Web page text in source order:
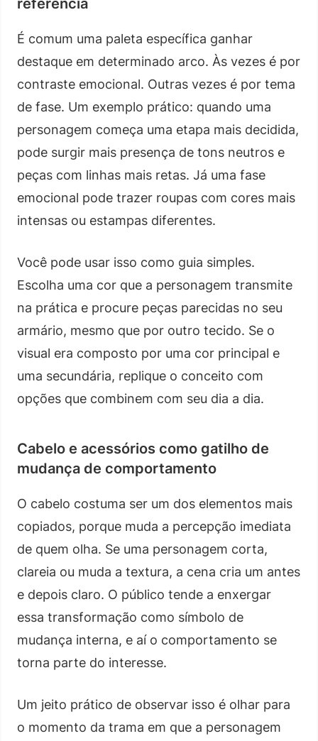
referência
É comum uma paleta específica ganhar
destaque em determinado arco. Às vezes é por
contraste emocional. Outras vezes é por tema
de fase. Um exemplo prático: quando uma
personagem começa uma etapa mais decidida,
pode surgir mais presença de tons neutros e
peças com linhas mais retas. Já uma fase
emocional pode trazer roupas com cores mais
intensas ou estampas diferentes.
Você pode usar isso como guia simples.
Escolha uma cor que a personagem transmite
na prática e procure peças parecidas no seu
armário, mesmo que por outro tecido. Se o
visual era composto por uma cor principal e
uma secundária, replique o conceito com
opções que combinem com seu dia a dia.
Cabelo e acessórios como gatilho de
mudança de comportamento
O cabelo costuma ser um dos elementos mais
copiados, porque muda a percepção imediata
de quem olha. Se uma personagem corta,
clareia ou muda a textura, a cena cria um antes
e depois claro. O público tende a enxergar
essa transformação como símbolo de
mudança interna, e aí o comportamento se
torna parte do interesse.
Um jeito prático de observar isso é olhar para
o momento da trama em que a personagem